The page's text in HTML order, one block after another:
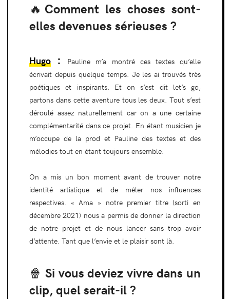
🔥Comment les choses sont-
elles devenues sérieuses ?
Hugo :
Pauline m’a montré ces textes qu’elle
écrivait depuis quelque temps. Je les ai trouvés très
poétiques et inspirants. Et on s’est dit let’s go,
partons dans cette aventure tous les deux. Tout s’est
déroulé assez naturellement car on a une certaine
complémentarité dans ce projet. En étant musicien je
m’occupe de la prod et Pauline des textes et des
mélodies tout en étant toujours ensemble.
On a mis un bon moment avant de trouver notre
identité artistique et de mêler nos influences
respectives. « Ama » notre premier titre (sorti en
décembre 2021) nous a permis de donner la direction
de notre projet et de nous lancer sans trop avoir
d’attente. Tant que l’envie et le plaisir sont là.
🍿 Si vous deviez vivre dans un
clip, quel serait-il ?